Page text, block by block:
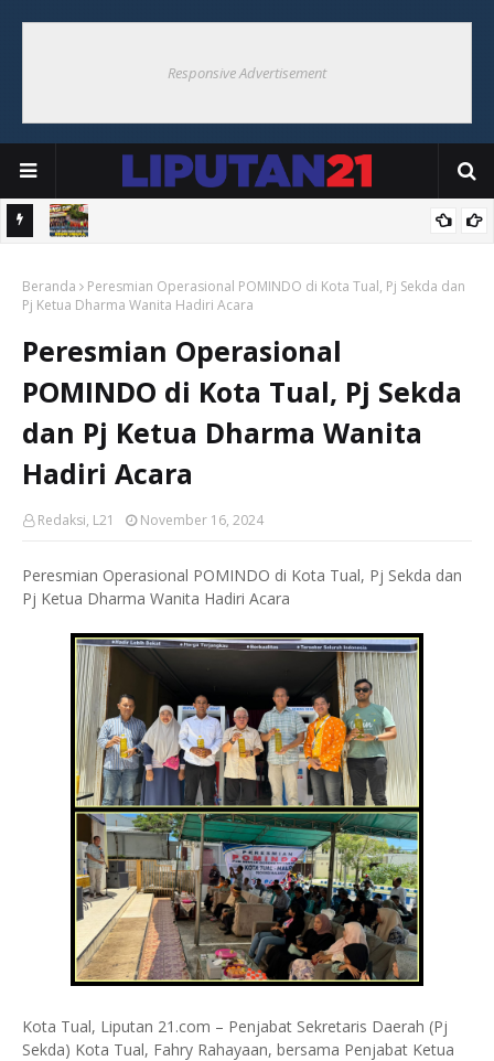
Responsive Advertisement
Semarakkan HUT Ke-81 RI
Beranda
Peresmian Operasional POMINDO di Kota Tual, Pj Sekda dan
Pj Ketua Dharma Wanita Hadiri Acara
Peresmian Operasional
POMINDO di Kota Tual, Pj Sekda
dan Pj Ketua Dharma Wanita
Hadiri Acara
Redaksi, L21 November 16, 2024
Peresmian Operasional POMINDO di Kota Tual, Pj Sekda dan
Pj Ketua Dharma Wanita Hadiri Acara
Kota Tual, Liputan 21.com – Penjabat Sekretaris Daerah (Pj
Sekda) Kota Tual, Fahry Rahayaan, bersama Penjabat Ketua